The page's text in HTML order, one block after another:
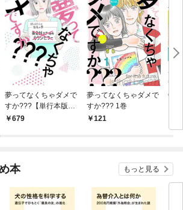
夢ってなくちゃダメで
すか???【単行本版】
1巻679
夢ってなくちゃダメで
すか??? 1巻
121
OH
本 もっと見る